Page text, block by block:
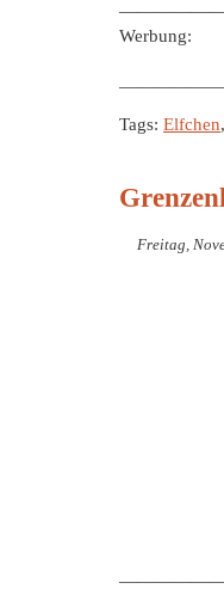
Werbung:
Tags: Elfchen,
Freitag,